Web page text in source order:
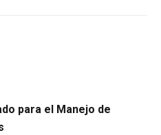
para el Manejo de